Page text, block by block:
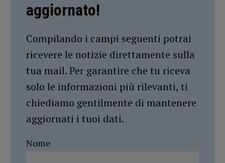
aggiornato!
Compilando i campi seguenti potrai
ricevere le notizie direttamente sulla
tua mail. Per garantire che tu riceva
solo le informazioni più rilevanti, ti
chiediamo gentilmente di mantenere
aggiornati i tuoi dati.
Nome